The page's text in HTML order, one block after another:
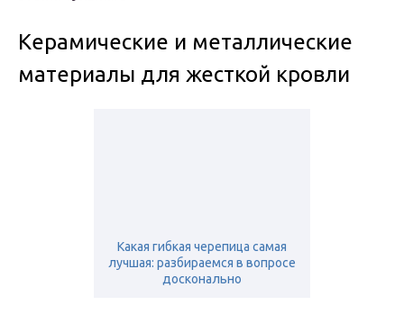
Керамические и металлические
материалы для жесткой кровли
Какая гибкая черепица самая
лучшая: разбираемся в вопросе
досконально